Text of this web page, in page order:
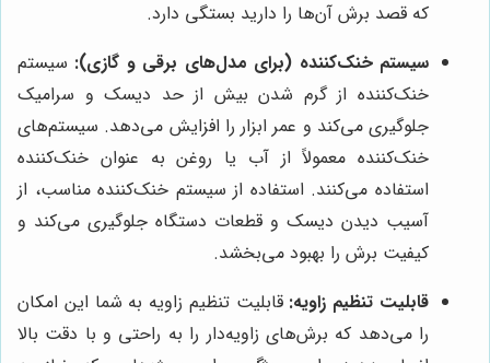
که قصد برش آن‌ها را دارید بستگی دارد.
سیستم خنک‌کننده (برای مدل‌های برقی و گازی): سیستم
خنک‌کننده از گرم شدن بیش از حد دیسک و سرامیک
جلوگیری می‌کند و عمر ابزار را افزایش می‌دهد. سیستم‌های
خنک‌کننده معمولاً از آب یا روغن به عنوان خنک‌کننده
استفاده می‌کنند. استفاده از سیستم خنک‌کننده مناسب، از
آسیب دیدن دیسک و قطعات دستگاه جلوگیری می‌کند و
کیفیت برش را بهبود می‌بخشد.
قابلیت تنظیم زاویه: قابلیت تنظیم زاویه به شما این امکان
را می‌دهد که برش‌های زاویه‌دار را به راحتی و با دقت بالا